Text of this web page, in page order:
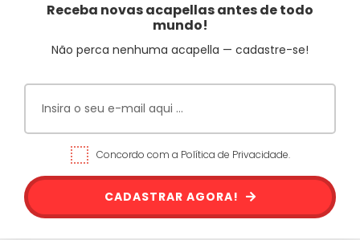
Receba novas acapellas antes de todo
mundo!
Não perca nenhuma acapella — cadastre-se!
Concordo com a Política de Privacidade.
CADASTRAR AGORA!